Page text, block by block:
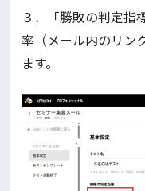
３．「勝敗の判定指
率（メール内のリン
ます。